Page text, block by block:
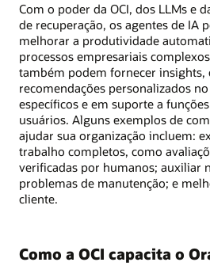
Com o poder da OCI, dos LLMs e
de recuperação, os agentes de IA
melhorar a produtividade
processos empresariais
também podem fornecer insights,
recomendações personalizados
específicos e em suporte a
usuários. Alguns exemplos de
ajudar sua organização incluem:
trabalho completos, como
verificadas por humanos; auxiliar
problemas de manutenção; e
cliente.
Como a OCI capacita o